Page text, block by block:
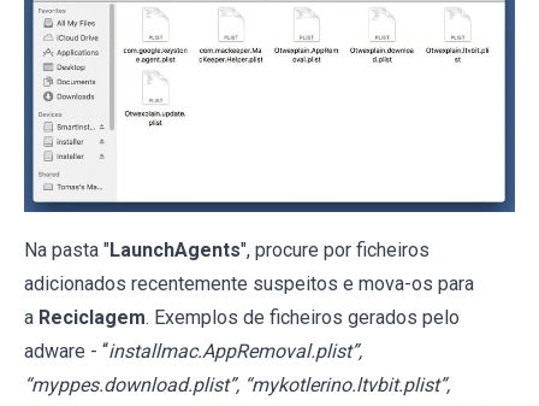
Na pasta "LaunchAgents", procure por ficheiros
adicionados recentemente suspeitos e mova-os para
a Reciclagem. Exemplos de ficheiros gerados pelo
adware - “installmac.AppRemoval.plist”,
“myppes.download.plist”, “mykotlerino.ltvbit.plist”,